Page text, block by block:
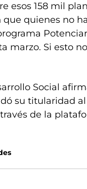
esos 158 mil
que quienes no
marzo. Si esto
Social
su titularidad
de la